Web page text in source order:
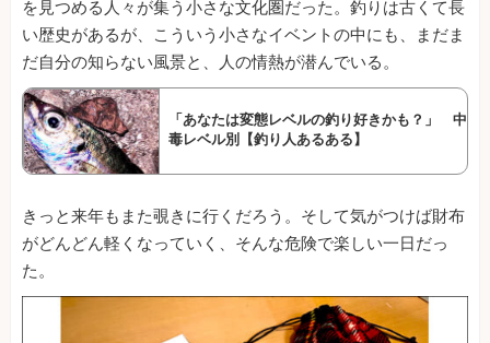
を見つめる人々が集う小さな文化圏だった。釣りは古くて長
い歴史があるが、こういう小さなイベントの中にも、まだま
だ自分の知らない風景と、人の情熱が潜んでいる。
「あなたは変態レベルの釣り好きかも？」 中
毒レベル別【釣り人あるある】
きっと来年もまた覗きに行くだろう。そして気がつけば財布
がどんどん軽くなっていく、そんな危険で楽しい一日だっ
た。